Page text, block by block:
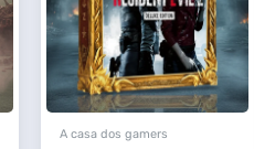
A casa dos gamers